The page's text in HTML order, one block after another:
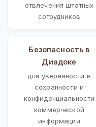
отвлечения штатных
сотрудников
Безопасность в
Диадоке
для уверенности в
сохранности и
конфиденциальности
коммерческой
информации